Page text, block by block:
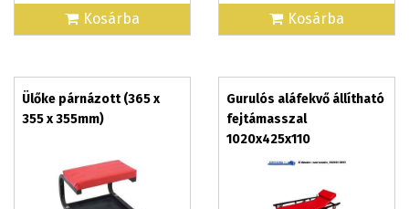
Kosárba Kosárba
Ülőke párnázott (365 x
355 x 355mm)
Gurulós aláfekvő állítható
fejtámasszal
1020x425x110